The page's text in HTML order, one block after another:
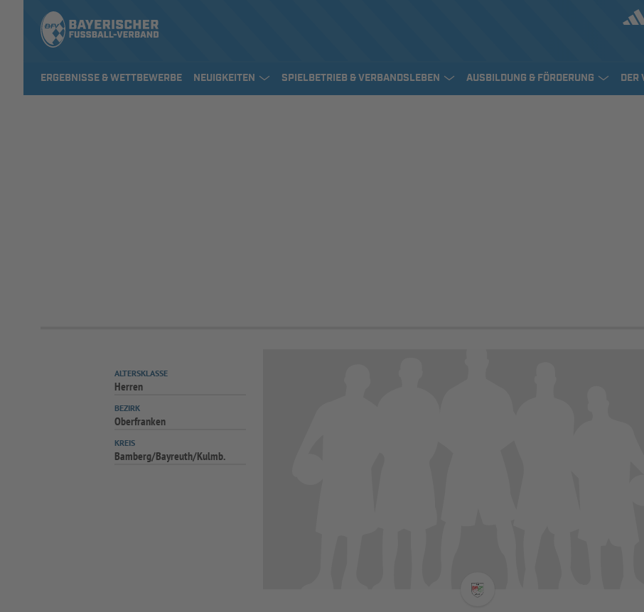
ERGEBNISSE & WETTBEWERBE NEUIGKEITEN SPIELBETRIEB & VERBANDSLEBEN AUSBILDUNG & FÖRDERUNG DER
ALTERSKLASSE
Herren
BEZIRK
Oberfranken
KREIS
Bamberg/Bayreuth/Kulmb.